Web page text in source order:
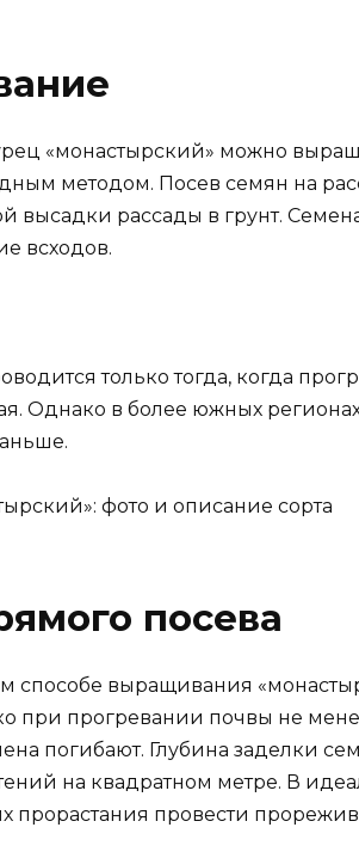
«монастырский» можно
методом. Посев семян на
высадки рассады в грунт.
всходов.
только тогда, когда
Однако в более южных
посева
способе выращивания
при прогревании почвы не
погибают. Глубина заделки
на квадратном метре. В
прорастания провести